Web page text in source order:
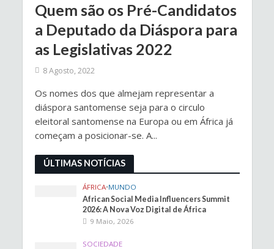
Quem são os Pré-Candidatos
a Deputado da Diáspora para
as Legislativas 2022
8 Agosto, 2022
Os nomes dos que almejam representar a
diáspora santomense seja para o circulo
eleitoral santomense na Europa ou em África já
começam a posicionar-se. A...
ÚLTIMAS NOTÍCIAS
ÁFRICA•MUNDO
African Social Media Influencers Summit
2026: A Nova Voz Digital de África
9 Maio, 2026
SOCIEDADE